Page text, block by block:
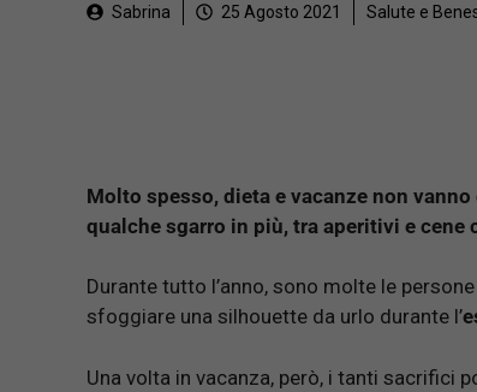
Sabrina 25 Agosto 2021 Salute e
Molto spesso, dieta e vacanze non
qualche sgarro in più, tra aperitivi e cene
Durante tutto l’anno, sono molte le
sfoggiare una silhouette da urlo durante l’
Una volta in vacanza, però, i tanti sacrifici